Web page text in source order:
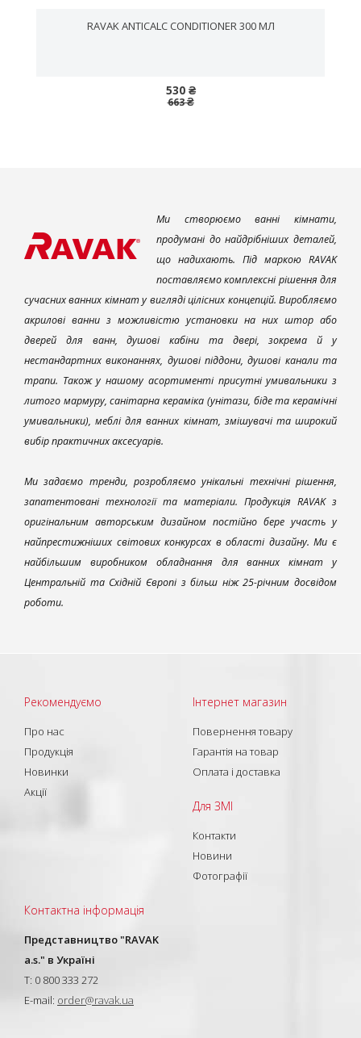
RAVAK ANTICALC CONDITIONER 300 МЛ
530 ₴
663 ₴
Ми створюємо ванні кімнати,
продумані до найдрібніших деталей,
що надихають. Під маркою RAVAK
поставляємо комплексні рішення для
сучасних ванних кімнат у вигляді цілісних концепцій. Виробляємо
акрилові ванни з можливістю установки на них штор або
дверей для ванн, душові кабіни та двері, зокрема й у
нестандартних виконаннях, душові піддони, душові канали та
трапи. Також у нашому асортименті присутні умивальники з
литого мармуру, санітарна кераміка (унітази, біде та керамічні
умивальники), меблі для ванних кімнат, змішувачі та широкий
вибір практичних аксесуарів.
Ми задаємо тренди, розробляємо унікальні технічні рішення,
запатентовані технології та матеріали. Продукція RAVAK з
оригінальним авторським дизайном постійно бере участь у
найпрестижніших світових конкурсах в області дизайну. Ми є
найбільшим виробником обладнання для ванних кімнат у
Центральній та Східній Європі з більш ніж 25-річним досвідом
роботи.
Рекомендуємо
Про нас
Продукція
Новинки
Акції
Інтернет магазин
Повернення товару
Гарантія на товар
Оплата і доставка
Для ЗМІ
Контакти
Новини
Фотографії
Контактна інформація
Представництво "RAVAK
a.s." в Україні
T: 0 800 333 272
E-mail: order@ravak.ua